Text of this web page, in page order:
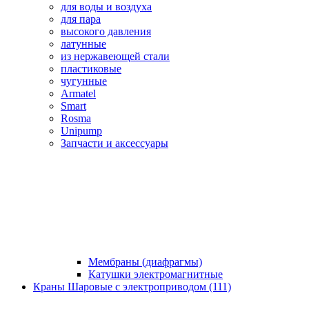
для воды и воздуха
для пара
высокого давления
латунные
из нержавеющей стали
пластиковые
чугунные
Armatel
Smart
Rosma
Unipump
Запчасти и аксессуары
Мембраны (диафрагмы)
Катушки электромагнитные
Краны Шаровые с электроприводом (111)